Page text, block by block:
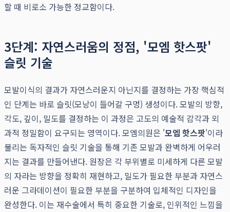
할 때 비로소 가능한 정교함이다.
3단계: 자연스러움의 정점, '모엠 핫스팟'
슬릿 기술
모발이식의 결과가 자연스러운지 아닌지를 결정하는 가장 핵심적
인 단계는 바로 슬릿(모낭이 들어갈 구멍) 생성이다. 모발의 방향,
각도, 깊이, 밀도를 결정하는 이 과정은 고도의 예술적 감각과 외
과적 정밀함이 요구되는 영역이다. 모엠의원은 '모엠 핫스팟'이라
불리는 독자적인 슬릿 기술을 통해 기존 모발과 완벽하게 어우러
지는 결과를 만들어낸다. 원장은 각 부위별로 미세하게 다른 모발
의 자라는 방향을 정확히 재현하고, 밀도가 필요한 부분과 자연스
러운 그라데이션이 필요한 부분을 구분하여 입체적인 디자인을
완성한다. 이는 재수술에서 특히 중요한 기술로, 인위적인 느낌을